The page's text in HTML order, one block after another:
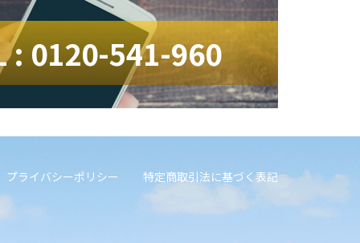
: 0120-541-960
プライバシーポリシー 特定商取引法に基づく表記